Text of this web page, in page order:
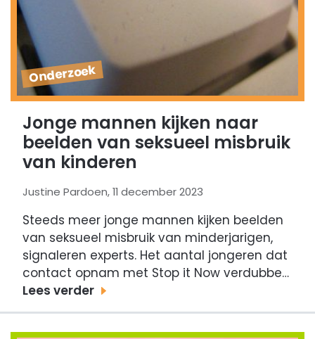
Onderzoek
Jonge mannen kijken naar
beelden van seksueel misbruik
van kinderen
Justine Pardoen, 11 december 2023
Steeds meer jonge mannen kijken beelden
van seksueel misbruik van minderjarigen,
signaleren experts. Het aantal jongeren dat
contact opnam met Stop it Now verdubbe…
Lees verder